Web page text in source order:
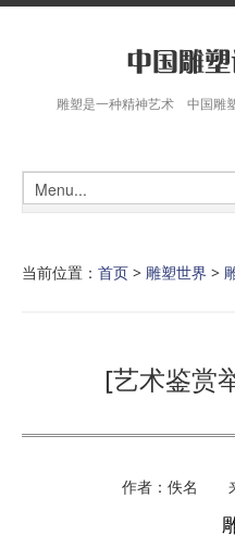
雕塑是一种精神艺术 中国雕
当前位置： 首页 > 雕塑世界 >
[艺术鉴赏
作者：佚名